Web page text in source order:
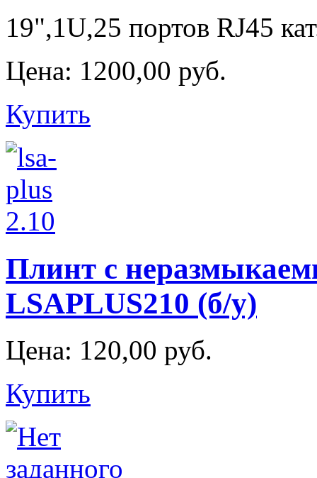
19",1U,25 портов RJ45
Цена: 1200,00 руб.
Купить
Плинт с
LSAPLUS210 (б/у)
Цена: 120,00 руб.
Купить